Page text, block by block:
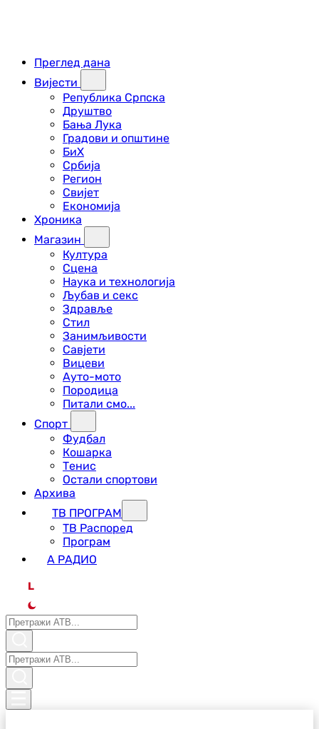
Преглед дана
Вијести
Република Српска
Друштво
Бања Лука
Градови и општине
БиХ
Србија
Регион
Свијет
Економија
Хроника
Магазин
Култура
Сцена
Наука и технологија
Љубав и секс
Здравље
Стил
Занимљивости
Савјети
Вицеви
Ауто-мото
Породица
Питали смо...
Спорт
Фудбал
Кошарка
Тенис
Остали спортови
Архива
ТВ ПРОГРАМ
ТВ Распоред
Програм
А РАДИО
L